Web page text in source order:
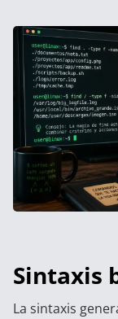
Sintaxis
La sintaxis